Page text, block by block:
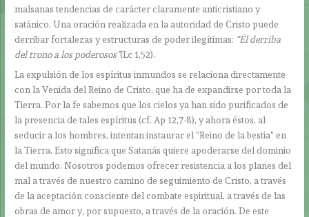
malsanas tendencias de carácter claramente anticristiano y
satánico. Una oración realizada en la autoridad de Cristo puede
derribar fortalezas y estructuras de poder ilegítimas: “Él derriba
del trono a los poderosos”(Lc 1,52).
La expulsión de los espíritus inmundos se relaciona directamente
con la Venida del Reino de Cristo, que ha de expandirse por toda la
Tierra. Por la fe sabemos que los cielos ya han sido purificados de
la presencia de tales espíritus (cf. Ap 12,7-8), y ahora éstos, al
seducir a los hombres, intentan instaurar el “Reino de la bestia” en
la Tierra. Esto significa que Satanás quiere apoderarse del dominio
del mundo. Nosotros podemos ofrecer resistencia a los planes del
mal a través de nuestro camino de seguimiento de Cristo, a través
de la aceptación consciente del combate espiritual, a través de las
obras de amor y, por supuesto, a través de la oración. De este